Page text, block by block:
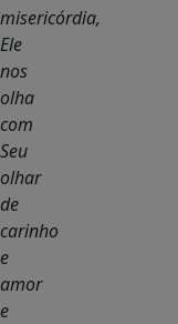
misericórdia,
Ele
nos
olha
com
Seu
olhar
de
carinho
e
amor
e